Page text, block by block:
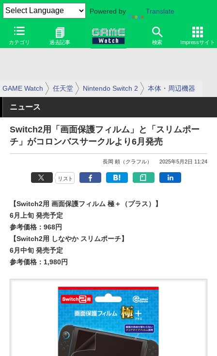
Powered by Translate
カテゴリ 過去記事 検索 Impressサイト
GAME Watch 任天堂 Nintendo Switch 2 本体・周辺機器
ニュース
Switch2用「画面保護フィルム」と「スリムポー
チ」がコロンバスサークルより6月発売
長岡 頼（クラフル） 2025年5月2日 11:24
リスト
【Switch2用 画面保護フィルム 極＋（プラス）】
6月上旬 発売予定
参考価格：968円
【Switch2用 しなやか スリムポーチ】
6月中旬 発売予定
参考価格：1,980円